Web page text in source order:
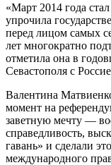
«Март 2014 года
упрочила
перед лицом самых
лет многократно
отметила она в
Севастополя с
Валентина
момент на
заветную мечту —
справедливость,
гавань» и сделали
международного